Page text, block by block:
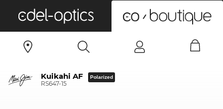
Kuikahi AF
RS647-15
Polarized